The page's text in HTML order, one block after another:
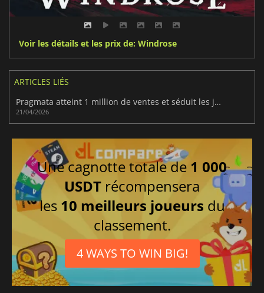
Voir les détails et les prix de: Windrose
ARTICLES LIÉS
Pragmata atteint 1 million de ventes et séduit les joueurs
21/04/2026
Une cagnotte totale de 1 000
USDT récompensera
les 10 meilleurs joueurs du
classement.
4 WAYS TO WIN BIG!